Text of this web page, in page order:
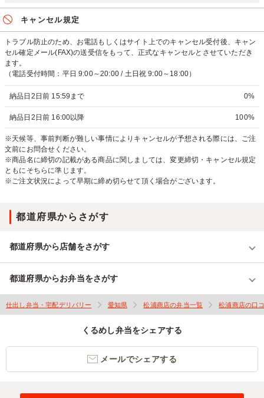
キャンセル規定
トラブル防止のため、お電話もしくはサイト上でのキャンセル受付後、キャン
セル確定メール(FAX)の送受信をもって、正式なキャンセルとさせていただき
ます。
（電話受付時間：平日 9:00～20:00 / 土日祝 9:00～18:00）
納品日2日前 15:59まで 0%
納品日2日前 16:00以降 100%
※天候等、事前判断が難しい事情によりキャンセルが予想される際には、ご注
文前にお問合せください。
※商品名に締切の記載がある商品に関しましては、変更締切・キャンセル規定
ともにそちらに準じます。
※ご注文状況によって早期に締め切らせて頂く場合がございます。
都道府県からさがす
都道府県から店舗をさがす
都道府県からお弁当をさがす
仕出し弁当・宅配デリバリー 愛知県 松浦商店の弁当一覧 松浦商店の口
くるめし弁当をシェアする
メールでシェアする